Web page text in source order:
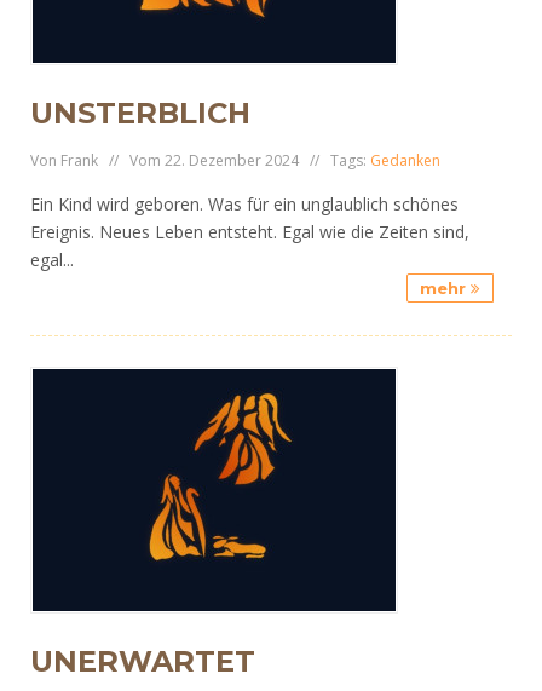
UNSTERBLICH
Von Frank // Vom 22. Dezember 2024 // Tags: Gedanken
Ein Kind wird geboren. Was für ein unglaublich schönes
Ereignis. Neues Leben entsteht. Egal wie die Zeiten sind,
egal...
mehr
UNERWARTET